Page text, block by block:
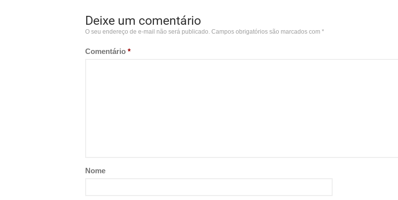
Deixe um comentário
O seu endereço de e-mail não será publicado. Campos obrigatórios são marcados com *
Comentário *
Nome